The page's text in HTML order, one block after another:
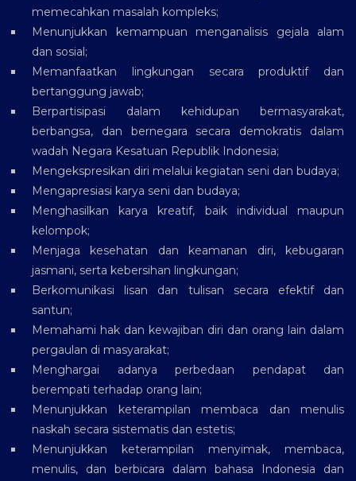
memecahkan masalah kompleks;
Menunjukkan kemampuan menganalisis gejala alam
dan sosial;
Memanfaatkan lingkungan secara produktif dan
bertanggung jawab;
Berpartisipasi dalam kehidupan bermasyarakat,
berbangsa, dan bernegara secara demokratis dalam
wadah Negara Kesatuan Republik Indonesia;
Mengekspresikan diri melalui kegiatan seni dan budaya;
Mengapresiasi karya seni dan budaya;
Menghasilkan karya kreatif, baik individual maupun
kelompok;
Menjaga kesehatan dan keamanan diri, kebugaran
jasmani, serta kebersihan lingkungan;
Berkomunikasi lisan dan tulisan secara efektif dan
santun;
Memahami hak dan kewajiban diri dan orang lain dalam
pergaulan di masyarakat;
Menghargai adanya perbedaan pendapat dan
berempati terhadap orang lain;
Menunjukkan keterampilan membaca dan menulis
naskah secara sistematis dan estetis;
Menunjukkan keterampilan menyimak, membaca,
menulis, dan berbicara dalam bahasa Indonesia dan